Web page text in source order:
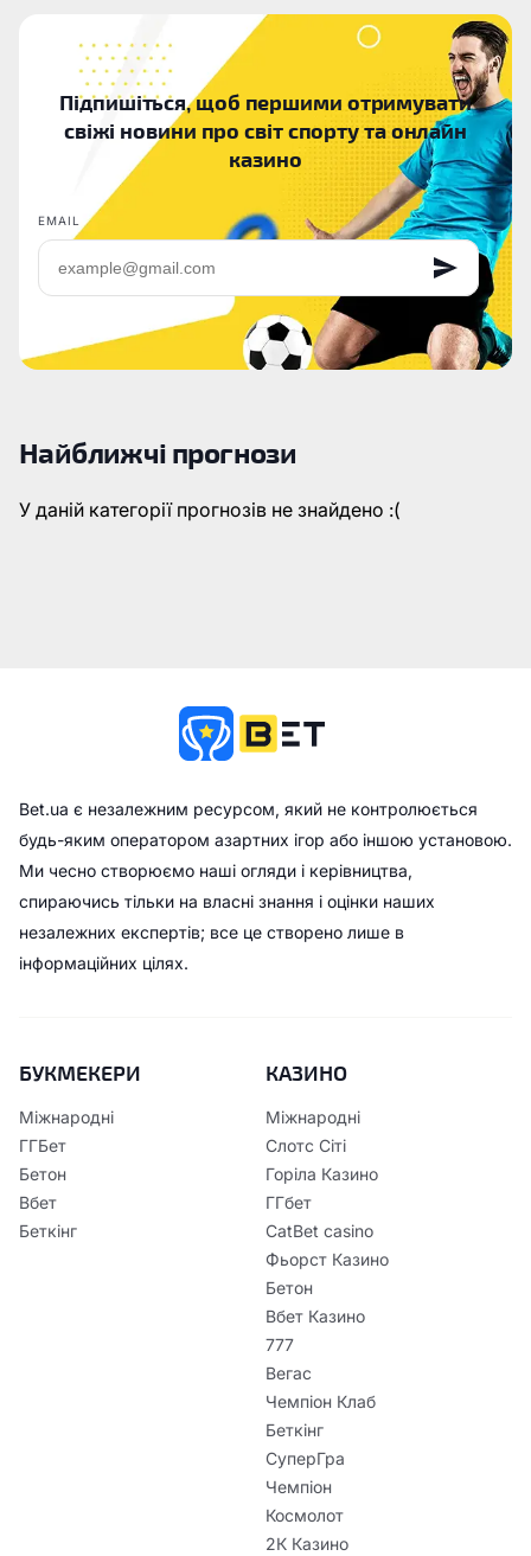
Підпишіться, щоб першими отримувати
свіжі новини про світ спорту та онлайн
казино
EMAIL
Найближчі прогнози
У даній категорії прогнозів не знайдено :(
Bet.ua є незалежним ресурсом, який не контролюється
будь-яким оператором азартних ігор або іншою установою.
Ми чесно створюємо наші огляди і керівництва,
спираючись тільки на власні знання і оцінки наших
незалежних експертів; все це створено лише в
інформаційних цілях.
БУКМЕКЕРИ
Міжнародні
ГГБет
Бетон
Вбет
Беткінг
КАЗИНО
Міжнародні
Слотс Сіті
Горіла Казино
ГГбет
CatBet casino
Фьорст Казино
Бетон
Вбет Казино
777
Вегас
Чемпіон Клаб
Беткінг
СуперГра
Чемпіон
Космолот
2К Казино